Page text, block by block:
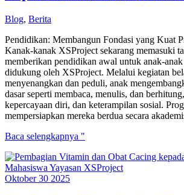
Blog, Berita
Pendidikan: Membangun Fondasi yang Kuat
Kanak-kanak XSProject sekarang memasuki
memberikan pendidikan awal untuk anak-
didukung oleh XSProject. Melalui kegiatan
menyenangkan dan peduli, anak
dasar seperti membaca, menulis, dan
kepercayaan diri, dan keterampilan sosial.
mempersiapkan mereka berdua secara
Laporan
Tahun
Kami
–
Baca selengkapnya "
Oktober 30 2025